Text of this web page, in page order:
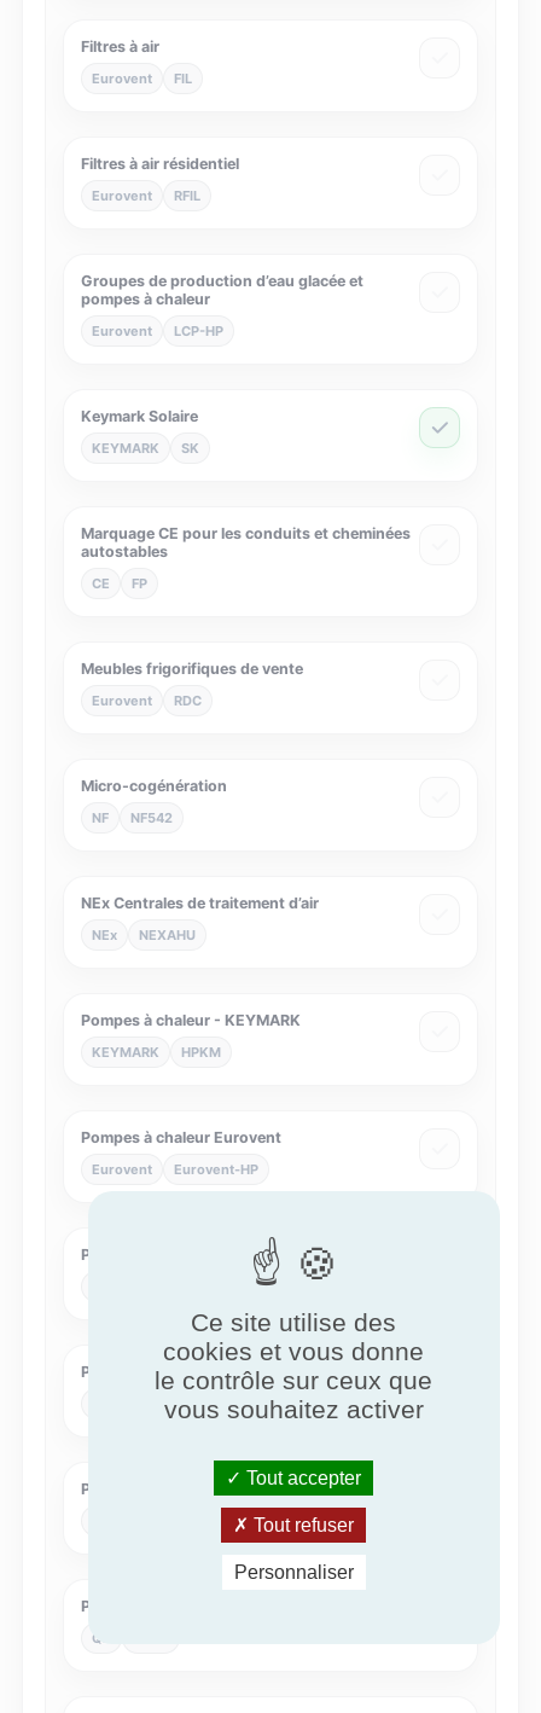
Filtres à air
Eurovent FIL
Filtres à air résidentiel
Eurovent RFIL
Groupes de production d’eau glacée et
pompes à chaleur
Eurovent LCP-HP
Keymark Solaire
KEYMARK SK
Marquage CE pour les conduits et cheminées
autostables
CE FP
Meubles frigorifiques de vente
Eurovent RDC
Micro-cogénération
NF NF542
NEx Centrales de traitement d’air
NEx NEXAHU
Pompes à chaleur - KEYMARK
KEYMARK HPKM
Pompes à chaleur Eurovent
Eurovent Eurovent-HP
Pompes à chaleur MCS
Pompes à chaleur NF
NF414
Poutres climatiques
Procédés solaires
QB
Ce site utilise des
cookies et vous donne
le contrôle sur ceux que
vous souhaitez activer
Tout accepter
Tout refuser
Personnaliser